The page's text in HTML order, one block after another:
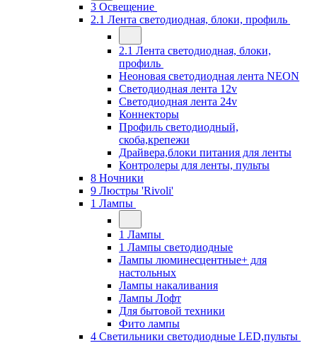
3 Освещение
2.1 Лента светодиодная, блоки, профиль
2.1 Лента светодиодная, блоки,
профиль
Неоновая светодиодная лента NEON
Светодиодная лента 12v
Светодиодная лента 24v
Коннекторы
Профиль светодиодный,
скоба,крепежи
Драйвера,блоки питания для ленты
Контролеры для ленты, пульты
8 Ночники
9 Люстры 'Rivoli'
1 Лампы
1 Лампы
1 Лампы светодиодные
Лампы люминесцентные+ для
настольных
Лампы накаливания
Лампы Лофт
Для бытовой техники
Фито лампы
4 Светильники светодиодные LED,пульты